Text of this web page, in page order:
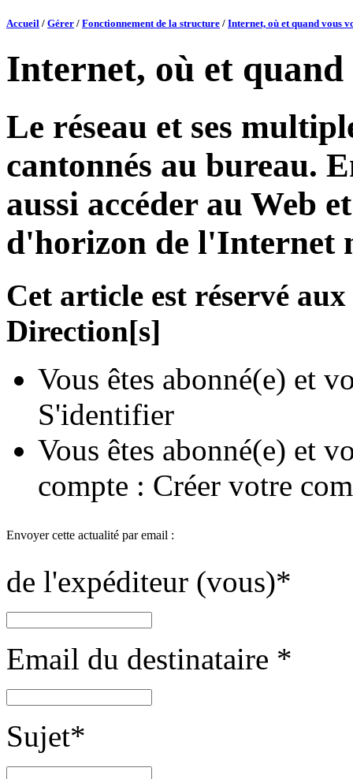
Accueil / Gérer / Fonctionnement de la structure / Internet, où et quand vous
Internet, où et quand
Le réseau et ses
cantonnés au bureau.
aussi accéder au Web
d'horizon de l'Internet
Cet article est réservé
Direction[s]
Vous êtes abonné(e) et
S'identifier
Vous êtes abonné(e) et
compte : Créer votre
Envoyer cette actualité par email :
de l'expéditeur (vous)*
Email du destinataire *
Sujet*